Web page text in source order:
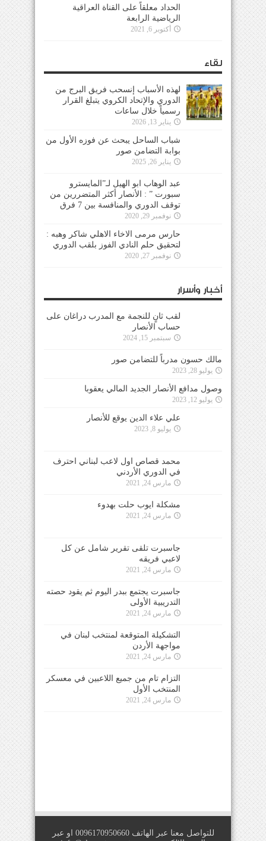
الحداد معلقاً على القناة العراقية
الرياضية الرابعة
أكتوبر 6, 2021
لقاء
لهذه الأسباب إنسحب فريق البرج من
الدوري والإتحاد الكروي يتبلغ القرار
رسمياً خلال ساعات
يناير 13, 2026
شباب الساحل يبحث عن فوزه الأول من
بوابة التضامن صور
يناير 26, 2025
عبد الوهاب ابو الهيل لـ”المايسترو
سبورت ” : الأنصار أكثر المتضررين من
توقف الدوري والمنافسة بين 7 فرق
نوفمبر 29, 2020
حارس مرمى الاخاء الاهلي شاكر وهبه :
لتحقيق حلم النادي الفوز بلقب الدوري
نوفمبر 27, 2020
أخبار وأسرار
لقب ثانٍ للنجمة مع المدرب دراغان على
حساب الأنصار
سبتمبر 15, 2024
مالك حسون مدرباً للتضامن صور
يوليو 28, 2023
وصول مدافع الأنصار الجديد المالي يعقوبا
يوليو 12, 2023
علي علاء الدين يوقع للأنصار
يوليو 8, 2023
محمد قصاص اول لاعب لبناني احترف
في الدوري الأردني
مارس 24, 2021
مشكلة ايوب حلت بهدوء
مارس 24, 2021
جاسبرت تلقى تقرير شامل عن كل
لاعبي فريقه
مارس 24, 2021
جاسبرت يجتمع ببدر اليوم ثم يقود حصته
التدريبية الأولى
مارس 24, 2021
التشكيلة المتوقعة لمنتخب لبنان في
مواجهة الأردن
مارس 24, 2021
التزام تام من جميع اللاعبين في معسكر
المنتخب الأول
مارس 24, 2021
للتواصل معنا عبر الهاتف 0096170950660 او عبر